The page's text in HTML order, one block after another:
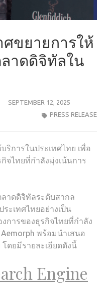
ศขยายการให้
าดดิจิทัลใน
SEPTEMBER 12, 2025
PRESS RELEASE
ริการในประเทศไทย เพื่อ
จไทยที่กำลังมุ่งเน้นการ
าดดิจิทัลระดับสากล
ะเทศไทยอย่างเป็น
การของธุรกิจไทยที่กำลัง
พร้อมนำเสนอ
ดยมีรายละเอียดดังนี้
Engine